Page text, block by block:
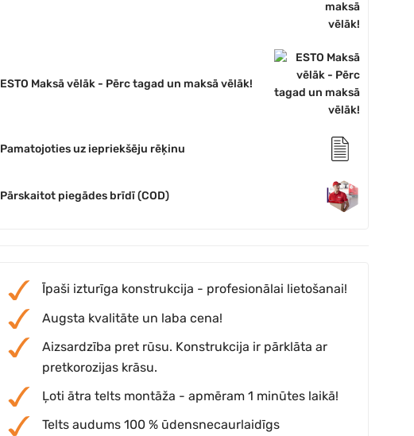
ESTO Maksā vēlāk - Pērc tagad un maksā vēlāk!
Pamatojoties uz iepriekšēju rēķinu
Pārskaitot piegādes brīdī (COD)
Īpaši izturīga konstrukcija - profesionālai lietošanai!
Augsta kvalitāte un laba cena!
Aizsardzība pret rūsu. Konstrukcija ir pārklāta ar
pretkorozijas krāsu.
Ļoti ātra telts montāža - apmēram 1 minūtes laikā!
Telts audums 100 % ūdensnecaurlaidīgs